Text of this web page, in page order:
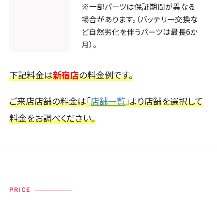
スマホスピタル厚木ガーデンシティ
店頭修理店
スマホスピタルイオン相模原
店頭修理店
※一部パーツは保証期間が異なる
場合があります。（バッテリー交換な
ど自然劣化を伴うパーツは最長6か
月）。
下記料金は新宿店の料金例です。
ご来店店舗の料金は「店舗一覧」より店舗を選択して
料金をお調べください。
PRICE